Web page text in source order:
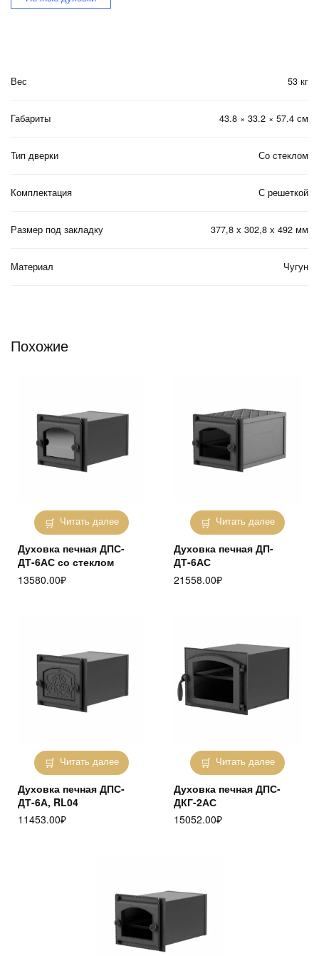
Вес 53 кг
Габариты 43.8 × 33.2 × 57.4 см
Тип дверки Со стеклом
Комплектация С решеткой
Размер под закладку 377,8 х 302,8 х 492 мм
Материал Чугун
Похожие
Читать далее
Духовка печная ДПС-
ДТ-6АС со стеклом
13580.00₽
Читать далее
Духовка печная ДП-
ДТ-6АС
21558.00₽
Читать далее
Духовка печная ДПС-
ДТ-6А, RL04
11453.00₽
Читать далее
Духовка печная ДПС-
ДКГ-2АС
15052.00₽